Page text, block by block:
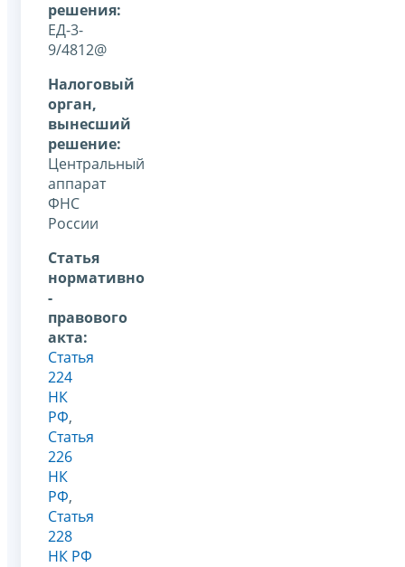
решения:
ЕД-3-
9/4812@
Налоговый
орган,
вынесший
решение:
Центральный
аппарат
ФНС
России
Статья
нормативно
-
правового
акта:
Статья
224
НК
РФ,
Статья
226
НК
РФ,
Статья
228
НК РФ